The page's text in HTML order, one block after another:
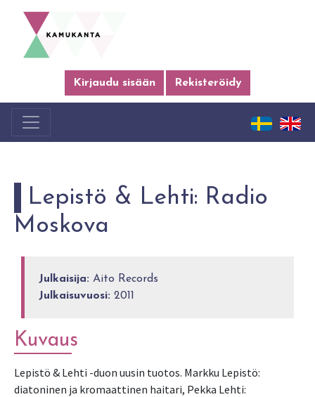
Kirjaudu sisään Rekisteröidy
Lepistö & Lehti: Radio
Moskova
Julkaisija: Aito Records
Julkaisuvuosi: 2011
Kuvaus
Lepistö & Lehti -duon uusin tuotos. Markku Lepistö:
diatoninen ja kromaattinen haitari, Pekka Lehti: